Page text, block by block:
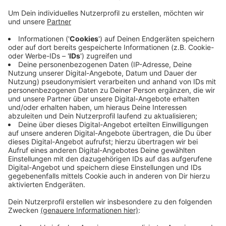
morgen die Schäden an Oberleitung, Masten und
Gleisen. Im Moment rechne man noch immer mit
einer Sperrung über das gesamte Wochenende.
Vergangene Nacht (27. auf 28.08.) war die marode
Fußgängerbrücke bei Abrissarbeiten auf die Gleise
zwischen Hauptbahnhof und Oberbarmen
gestürzt. Der Fernverkehr weicht über das
Ruhrgebiet aus, S- und Regionalbahn fahren jeweils
ab Vohwinkel und Oberbarmen. Zwischen
Oberbarmen und Hauptbahnhof sind auch
Ersatzbusse unterwegs.
Veröffentlicht:Freitag, 28.08.2020 19:24
Anzeige